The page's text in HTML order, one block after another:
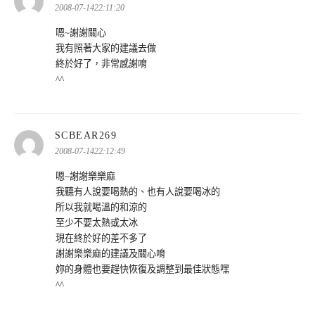
示:
2008-07-1422:11:20
嗯~謝謝關心
我有照著大家的建議去做
終於好了，非常感謝唷
^^
SCBEAR269
示:
2008-07-1422:12:49
嗯~謝謝樂樂麻
我聽有人說要喝熱的、也有人說要喝冰的
所以我就喝溫的和涼的
至少不要太熱或太冰
現在終於好的差不多了
謝謝樂樂麻的建議及關心唷
妳的身體也要趕快恢復及調整到最佳狀態嘿
^^